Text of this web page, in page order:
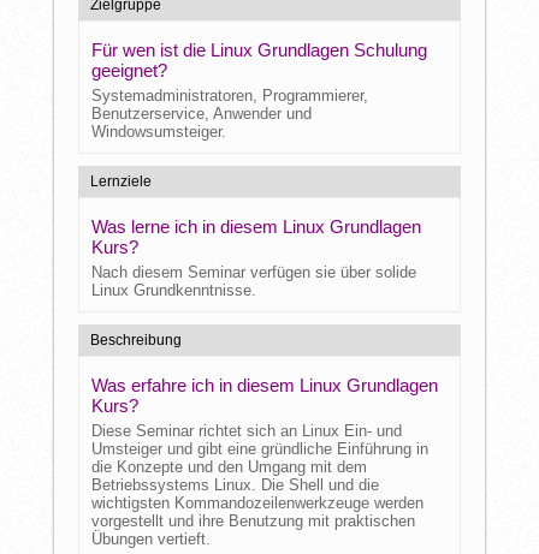
Zielgruppe
Für wen ist die Linux Grundlagen Schulung
geeignet?
Systemadministratoren, Programmierer,
Benutzerservice, Anwender und
Windowsumsteiger.
Lernziele
Was lerne ich in diesem Linux Grundlagen
Kurs?
Nach diesem Seminar verfügen sie über solide
Linux Grundkenntnisse.
Beschreibung
Was erfahre ich in diesem Linux Grundlagen
Kurs?
Diese Seminar richtet sich an Linux Ein- und
Umsteiger und gibt eine gründliche Einführung in
die Konzepte und den Umgang mit dem
Betriebssystems Linux. Die Shell und die
wichtigsten Kommandozeilenwerkzeuge werden
vorgestellt und ihre Benutzung mit praktischen
Übungen vertieft.